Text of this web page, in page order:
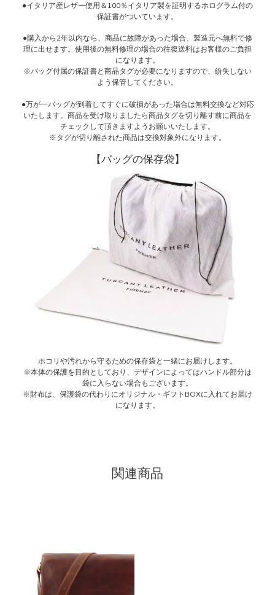
●イタリア産レザー使用＆100％イタリア製を証明するホログラム付の
保証書がついています。
●購入から2年以内なら、商品に故障があった場合、製造元へ無料で修
理に出せます。使用後の無料修理の場合の往復送料はお客様のご負担
になります。
※バッグ付属の保証書と商品タグが必要になりますので、紛失しない
よう保管してください。
●万が一バッグが到着してすぐに破損があった場合は無料交換など対応
いたします。商品を受け取りましたら商品タグを切り離す前に商品を
チェックして頂きますようお願いいたします。
※タグが切り離された商品は交換対象外になります。
【バッグの保存袋】
ホコリや汚れから守るための保存袋と一緒にお届けします。
※本体の保護を目的としており、デザインによってはハンドル部分は
袋に入らない場合もございます。
※財布は、保護袋の代わりにオリジナル・ギフトBOXに入れてお届け
になります。
関連商品